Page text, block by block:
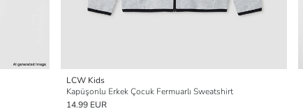
LCW Kids
Kapüşonlu Erkek Çocuk Fermuarlı Sweatshirt
14.99 EUR